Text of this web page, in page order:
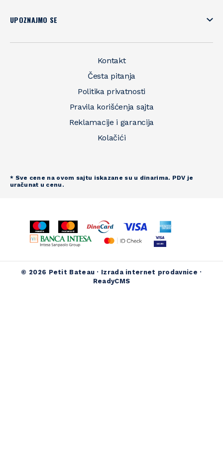
UPOZNAJMO SE
Kontakt
Česta pitanja
Politika privatnosti
Pravila korišćenja sajta
Reklamacije i garancija
Kolačići
* Sve cene na ovom sajtu iskazane su u dinarima. PDV je
uračunat u cenu.
© 2026 Petit Bateau · Izrada internet prodavnice ·
ReadyCMS